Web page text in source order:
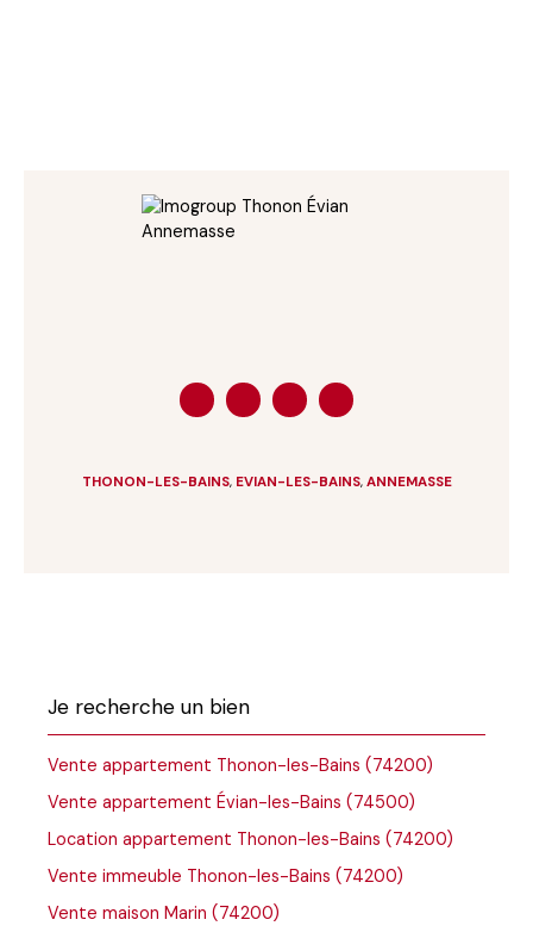
THONON-LES-BAINS, EVIAN-LES-BAINS, ANNEMASSE
Je recherche un bien
Vente appartement Thonon-les-Bains (74200)
Vente appartement Évian-les-Bains (74500)
Location appartement Thonon-les-Bains (74200)
Vente immeuble Thonon-les-Bains (74200)
Vente maison Marin (74200)